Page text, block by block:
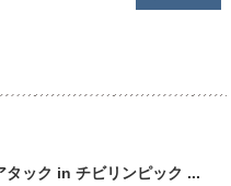
タック in チビリンピック ...